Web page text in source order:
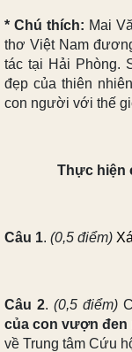
* Chú thích: Mai
thơ Việt Nam
tác tại Hải Phòng.
đẹp của thiên
con người với thế
Thực hiện
Câu 1. (0,5 điểm)
Câu 2.(0,5 điểm)
của con vượn đen
về Trung tâm Cứu